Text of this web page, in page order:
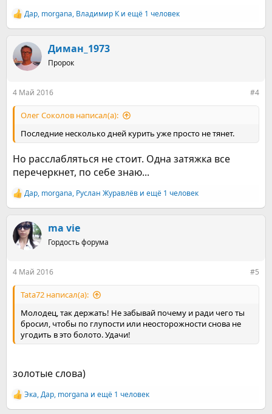
Р
е
к
ц
и
Дар, morgana, Владимир Ки ещё 1 человек
Диман_1973
Пророк
4 Май 2016 #4
Олег Соколов написал(а):
Последние несколько дней курить уже просто не тянет.
Но расслабляться не стоит. Одна затяжка все
перечеркнет, по себе знаю...
Р
е
к
ц
и
Дар, morgana, Руслан Журавлёв и ещё 1 человек
ma vie
Гордость форума
4 Май 2016 #5
Tata72 написал(а):
Молодец, так держать! Не забывай почему и ради чего ты
бросил, чтобы по глупости или неосторожности снова не
угодить в это болото. Удачи!
золотые слова)
Р
е
Эка,Дар, morgana и ещё 1 человек